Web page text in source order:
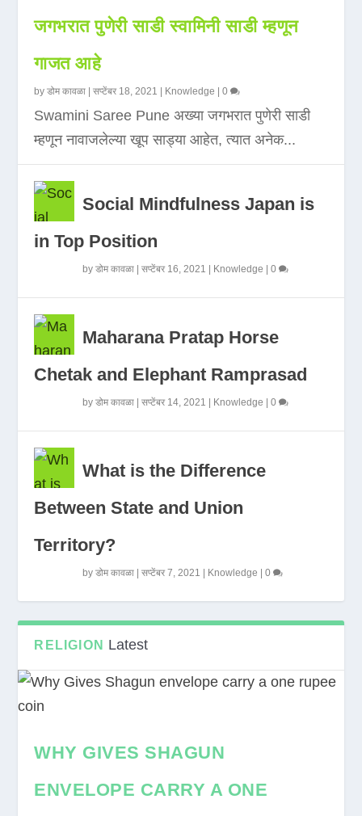
जगभरात पुणेरी साडी स्वामिनी साडी म्हणून
गाजत आहे
byडोम कावळा |सप्टेंबर 18, 2021 Knowledge |0
Swamini Saree Pune अख्या जगभरात पुणेरी साडी
म्हणून नावाजलेल्या खूप साड्या आहेत, त्यात अनेक...
Social Mindfulness Japan is
in Top Position
byडोम कावळा |सप्टेंबर 16, 2021 Knowledge |0
Maharana Pratap Horse
Chetak and Elephant Ramprasad
byडोम कावळा |सप्टेंबर 14, 2021 Knowledge |0
What is the Difference
Between State and Union
Territory?
byडोम कावळा |सप्टेंबर 7, 2021 Knowledge |0
RELIGION Latest
WHY GIVES SHAGUN
ENVELOPE CARRY A ONE